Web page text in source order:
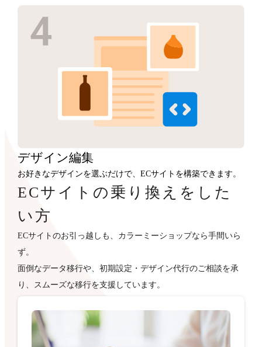
デザイン編集
お好きなデザインを選ぶだけで、ECサイトを構築できます。
ECサイトの乗り換えをした
い方
ECサイトのお引っ越しも、カラーミーショップなら手間いら
ず。
面倒なデータ移行や、初期設定・デザイン代行のご相談を承
り、スムーズな移行を支援しています。